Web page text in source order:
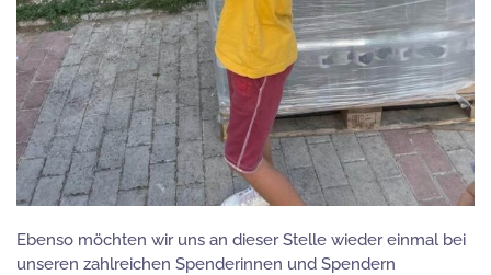
Ebenso möchten wir uns an dieser Stelle wieder einmal bei
unseren zahlreichen Spenderinnen und Spendern